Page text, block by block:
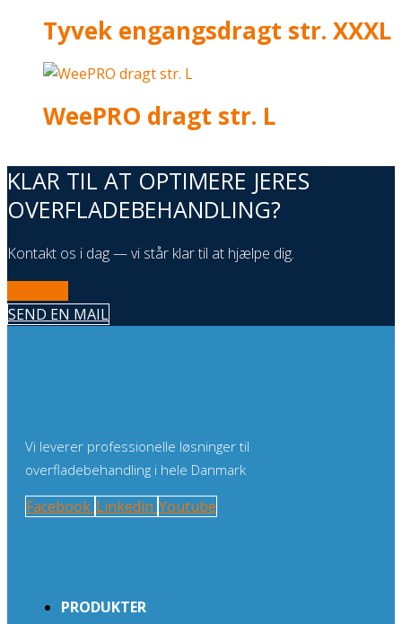
Tyvek engangsdragt str. XXXL
WeePRO dragt str. L
KLAR TIL AT OPTIMERE JERES
OVERFLADEBEHANDLING?
Kontakt os i dag — vi står klar til at hjælpe dig.
SEND EN MAIL
Vi leverer professionelle løsninger til
overfladebehandling i hele Danmark
Facebook Linkedin Youtube
PRODUKTER